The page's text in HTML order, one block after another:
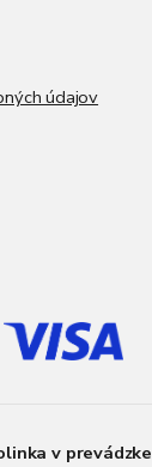
i
údajov
v prevádzke